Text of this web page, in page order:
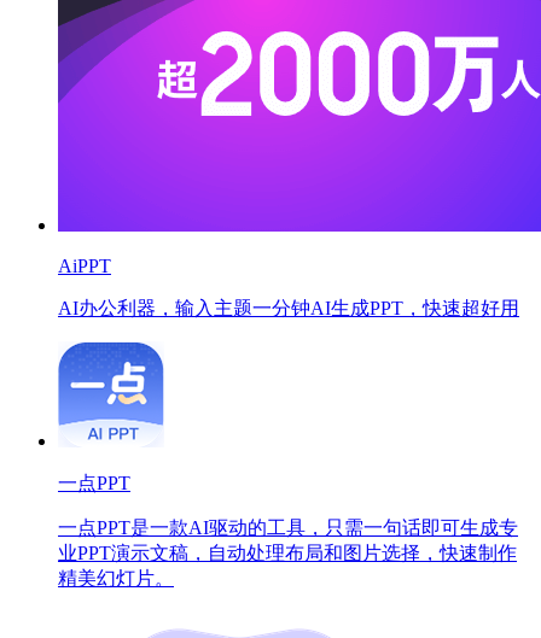
AiPPT
AI办公利器，输入主题一分钟AI生成PPT，快速超好用
一点PPT
一点PPT是一款AI驱动的工具，只需一句话即可生成专
业PPT演示文稿，自动处理布局和图片选择，快速制作
精美幻灯片。